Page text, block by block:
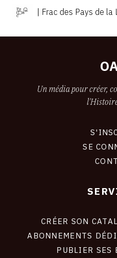
| Frac des Pays de la
Un média pour créer,
SE
CRÉER SON
ABONNEMENTS
PUBLIER SES